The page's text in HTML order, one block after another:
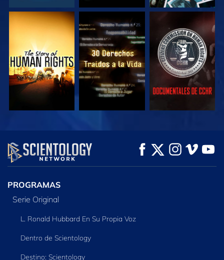
VE VE VE
VE
EXPLORA LAS
SERIES
PROGRAMAS
Serie Original
L. Ronald Hubbard En Su Propia Voz
Dentro de Scientology
Destino: Scientology